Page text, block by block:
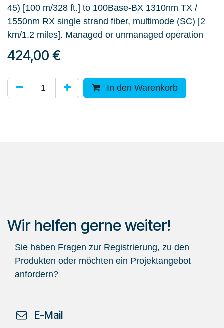
45) [100 m/328 ft.] to 100Base-BX 1310nm TX /
1550nm RX single strand fiber, multimode (SC) [2
km/1.2 miles]. Managed or unmanaged operation
424,00 €
In den Warenkorb
Wir helfen gerne weiter!
Sie haben Fragen zur Registrierung, zu den
Produkten oder möchten ein Projektangebot
anfordern?
​ E-Mail